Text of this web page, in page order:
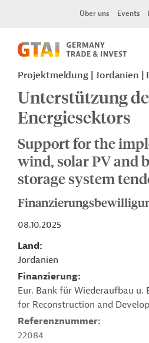
Über uns Events
Projektmeldung Jordanien
Unterstützung
Energiesektors
Support for the
wind, solar PV and
storage system
08.10.2025
Land
Jordanien
Finanzierung
Eur. Bank für Wiederaufbau u.
for Reconstruction and
Referenznummer
22084